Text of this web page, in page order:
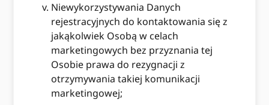
Niewykorzystywania Danych
rejestracyjnych do kontaktowania się z
jakąkolwiek Osobą w celach
marketingowych bez przyznania tej
Osobie prawa do rezygnacji z
otrzymywania takiej komunikacji
marketingowej;